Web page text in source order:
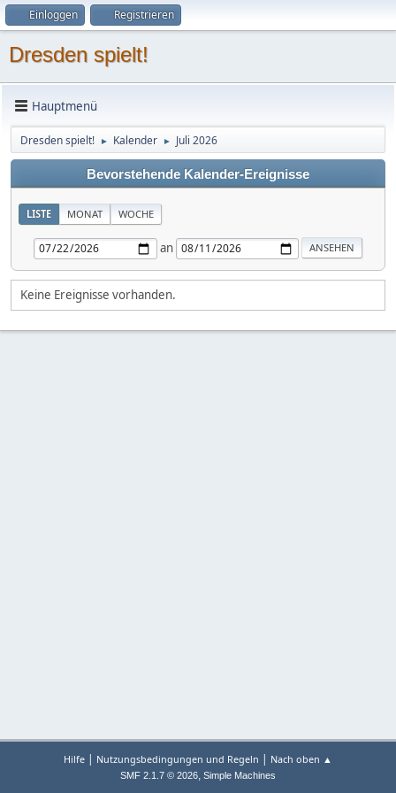
Einloggen Registrieren
Dresden spielt!
Hauptmenü
Dresden spielt! ► Kalender ► Juli 2026
Bevorstehende Kalender-Ereignisse
LISTE MONAT WOCHE
an
Keine Ereignisse vorhanden.
Hilfe | Nutzungsbedingungen und Regeln | Nach oben ▲
SMF 2.1.7 © 2026, Simple Machines